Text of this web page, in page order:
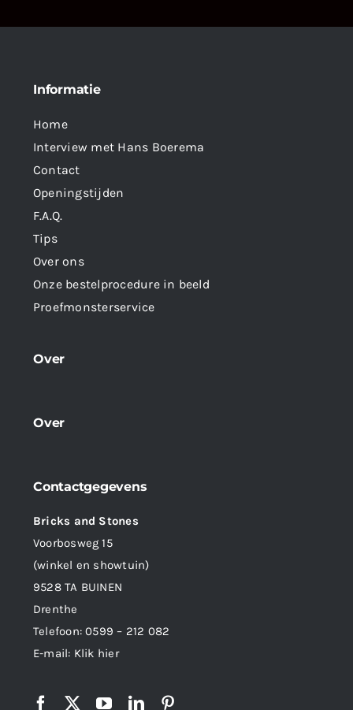
Informatie
Home
Interview met Hans Boerema
Contact
Openingstijden
F.A.Q.
Tips
Over ons
Onze bestelprocedure in beeld
Proefmonsterservice
Over
Over
Contactgegevens
Bricks and Stones
Voorbosweg 15
(winkel en showtuin)
9528 TA BUINEN
Drenthe
Telefoon:0599 – 212 082
E-mail: Klik hier